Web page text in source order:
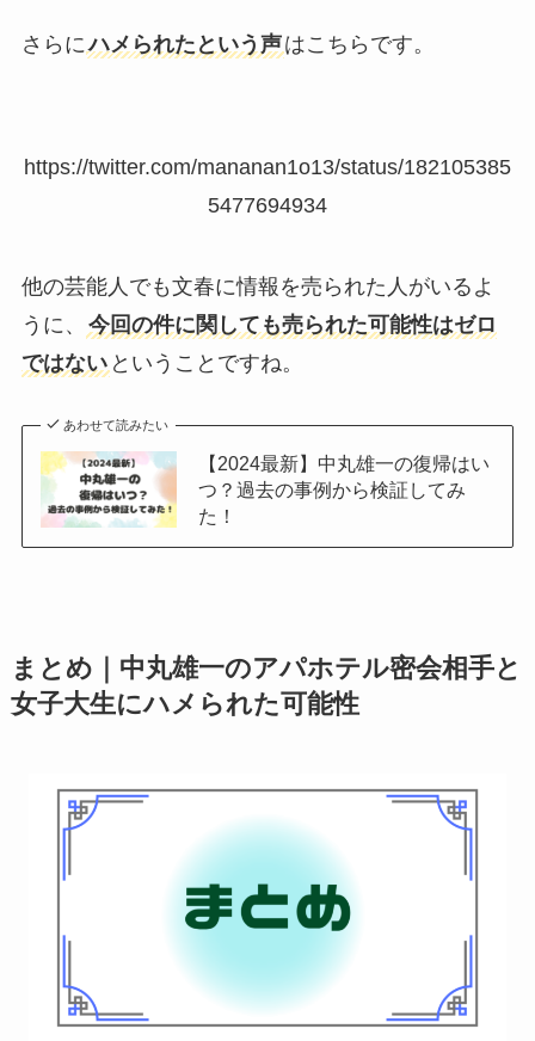
さらにハメられたという声はこちらです。
https://twitter.com/mananan1o13/status/182105385
5477694934
他の芸能人でも文春に情報を売られた人がいるよ
うに、
今回の件に関しても売られた可能性はゼロ
ではない ということですね。
あわせて読みたい
【2024最新】中丸雄一の復帰はい
つ？過去の事例から検証してみ
た！
まとめ｜中丸雄一のアパホテル密会相手と
女子大生にハメられた可能性